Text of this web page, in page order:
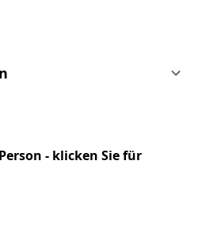
- klicken Sie für